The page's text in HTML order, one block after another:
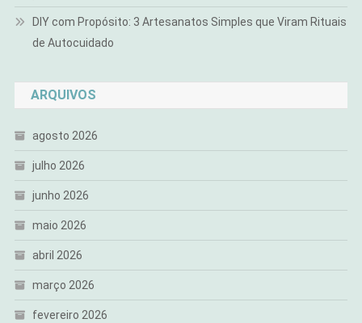
DIY com Propósito: 3 Artesanatos Simples que Viram Rituais
de Autocuidado
ARQUIVOS
agosto 2026
julho 2026
junho 2026
maio 2026
abril 2026
março 2026
fevereiro 2026